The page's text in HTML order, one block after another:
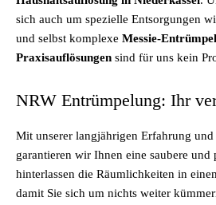
sich auch um spezielle Entsorgungen
und selbst komplexe Messie-
Praxisauflösungen sind für uns kein
NRW Entrümpelung: Ihr
Mit unserer langjährigen Erfahrung und
garantieren wir Ihnen eine saubere
hinterlassen die Räumlichkeiten in
damit Sie sich um nichts weiter